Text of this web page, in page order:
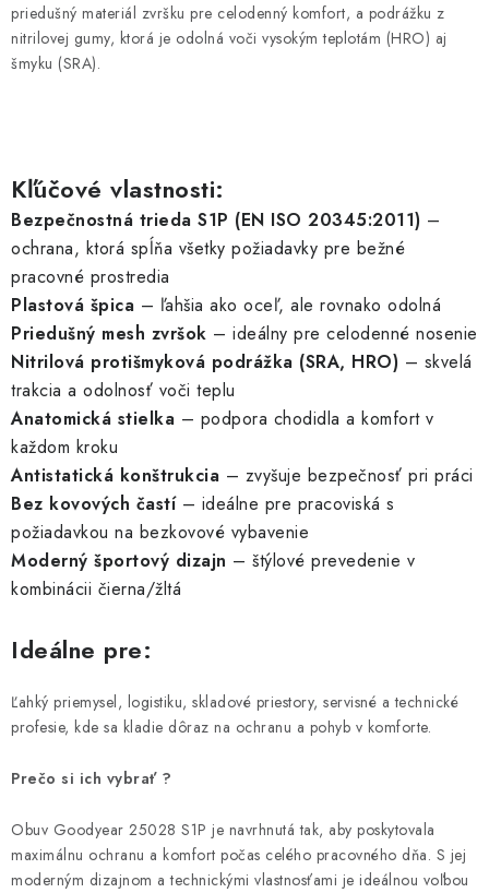
priedušný materiál zvršku pre celodenný komfort, a podrážku z
nitrilovej gumy, ktorá je odolná voči vysokým teplotám (HRO) aj
šmyku (SRA).
Kľúčové vlastnosti:
Bezpečnostná trieda S1P (EN ISO 20345:2011) –
ochrana, ktorá spĺňa všetky požiadavky pre bežné
pracovné prostredia
Plastová špica – ľahšia ako oceľ, ale rovnako odolná
Priedušný mesh zvršok – ideálny pre celodenné nosenie
Nitrilová protišmyková podrážka (SRA, HRO) – skvelá
trakcia a odolnosť voči teplu
Anatomická stielka – podpora chodidla a komfort v
každom kroku
Antistatická konštrukcia – zvyšuje bezpečnosť pri práci
Bez kovových častí– ideálne pre pracoviská s
požiadavkou na bezkovové vybavenie
Moderný športový dizajn – štýlové prevedenie v
kombinácii čierna/žltá
Ideálne pre:
Ľahký priemysel, logistiku, skladové priestory, servisné a technické
profesie, kde sa kladie dôraz na ochranu a pohyb v komforte.
Prečo si ich vybrať ?
Obuv Goodyear 25028 S1P je navrhnutá tak, aby poskytovala
maximálnu ochranu a komfort počas celého pracovného dňa. S jej
moderným dizajnom a technickými vlastnosťami je ideálnou voľbou